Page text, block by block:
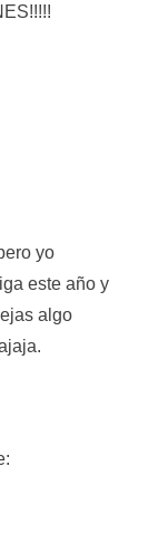
yo
este año y
algo